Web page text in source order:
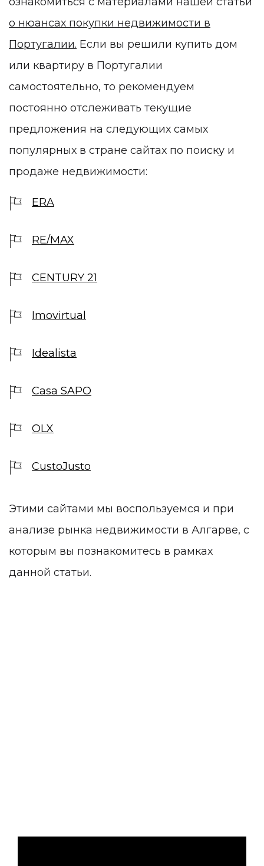
о нюансах покупки недвижимости в
Португалии. Если вы решили купить дом
или квартиру в Португалии
самостоятельно, то рекомендуем
постоянно отслеживать текущие
предложения на следующих самых
популярных в стране сайтах по поиску и
продаже недвижимости:
ERA
RE/MAX
CENTURY 21
Imovirtual
Idealista
Casa SAPO
OLX
CustoJusto
Этими сайтами мы воспользуемся и при
анализе рынка недвижимости в Алгарве, с
которым вы познакомитесь в рамках
данной статьи.